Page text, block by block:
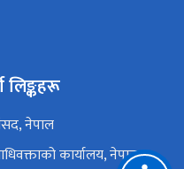
लिङ्कहरू
नेपाल
कार्यालय, नेपाल